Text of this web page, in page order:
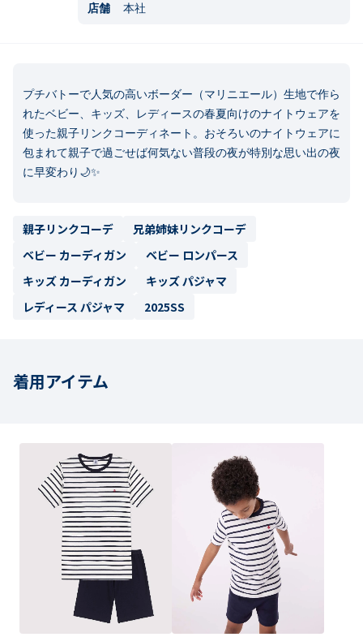
店舗
本社
プチバトーで人気の高いボーダー（マリニエール）生地で作ら
れたベビー、キッズ、レディースの春夏向けのナイトウェアを
使った親子リンクコーディネート。おそろいのナイトウェアに
包まれて親子で過ごせば何気ない普段の夜が特別な思い出の夜
に早変わり🌙✨
親子リンクコーデ
兄弟姉妹リンクコーデ
ベビー カーディガン
ベビー ロンパース
キッズ カーディガン
キッズ パジャマ
レディース パジャマ
2025SS
着用アイテム